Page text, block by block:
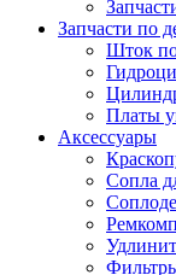
Запчасти по
Шток
Платы
Аксессуары
Сопла